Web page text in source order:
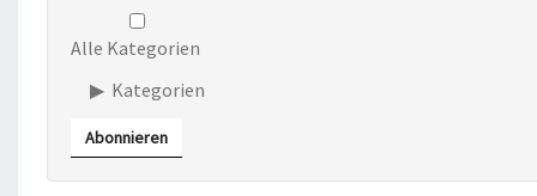
Alle Kategorien
Kategorien
Abonnieren